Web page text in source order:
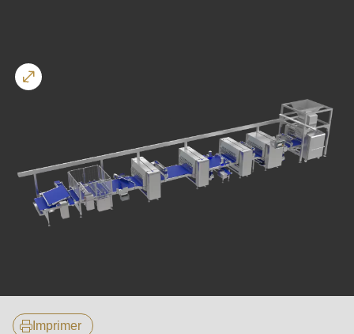
of
modules/custom/rondo_contact/src/ContactService.php
function:
mb_substr():
Passing
#1
($string)
Imprimer